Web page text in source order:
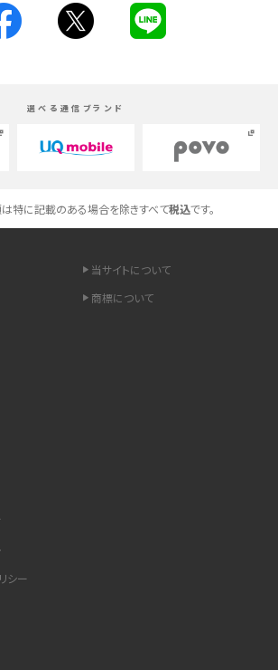
入費用を抑える方法や端末を選ぶ時の注意点を解説！
要？所持率やメリット・デメリットを詳しく紹介
が遅い原因は？すぐできる対処法や見直すポイントを解
す9つの方法！使用状況の確認手順も紹介
？便利機能の使い方や注意点をわかりやすく解説
選べる通信ブランド
特に記載のある場合を除きすべて税込です。
当サイトについて
商標について
シー